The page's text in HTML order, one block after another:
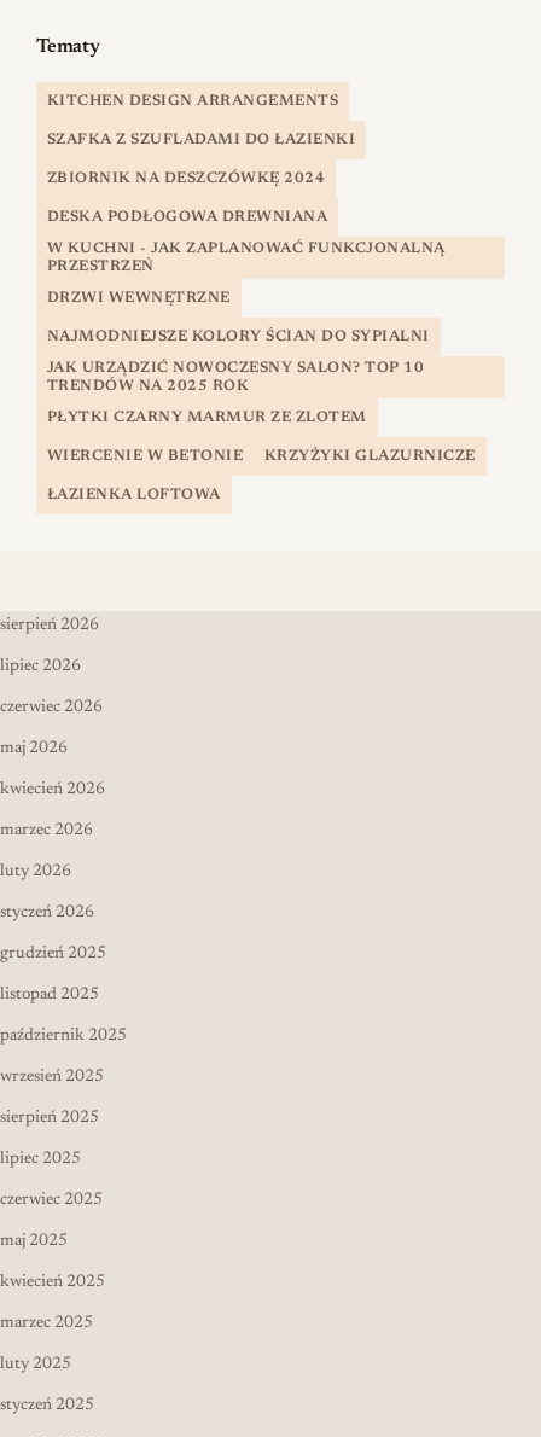
Tematy
KITCHEN DESIGN ARRANGEMENTS
SZAFKA Z SZUFLADAMI DO ŁAZIENKI
ZBIORNIK NA DESZCZÓWKĘ 2024
DESKA PODŁOGOWA DREWNIANA
W KUCHNI - JAK ZAPLANOWAĆ FUNKCJONALNĄ
PRZESTRZEŃ
DRZWI WEWNĘTRZNE
NAJMODNIEJSZE KOLORY ŚCIAN DO SYPIALNI
JAK URZĄDZIĆ NOWOCZESNY SALON? TOP 10
TRENDÓW NA 2025 ROK
PŁYTKI CZARNY MARMUR ZE ZLOTEM
WIERCENIE W BETONIE KRZYŻYKI GLAZURNICZE
ŁAZIENKA LOFTOWA
sierpień 2026
lipiec 2026
czerwiec 2026
maj 2026
kwiecień 2026
marzec 2026
luty 2026
styczeń 2026
grudzień 2025
listopad 2025
październik 2025
wrzesień 2025
sierpień 2025
lipiec 2025
czerwiec 2025
maj 2025
kwiecień 2025
marzec 2025
luty 2025
styczeń 2025